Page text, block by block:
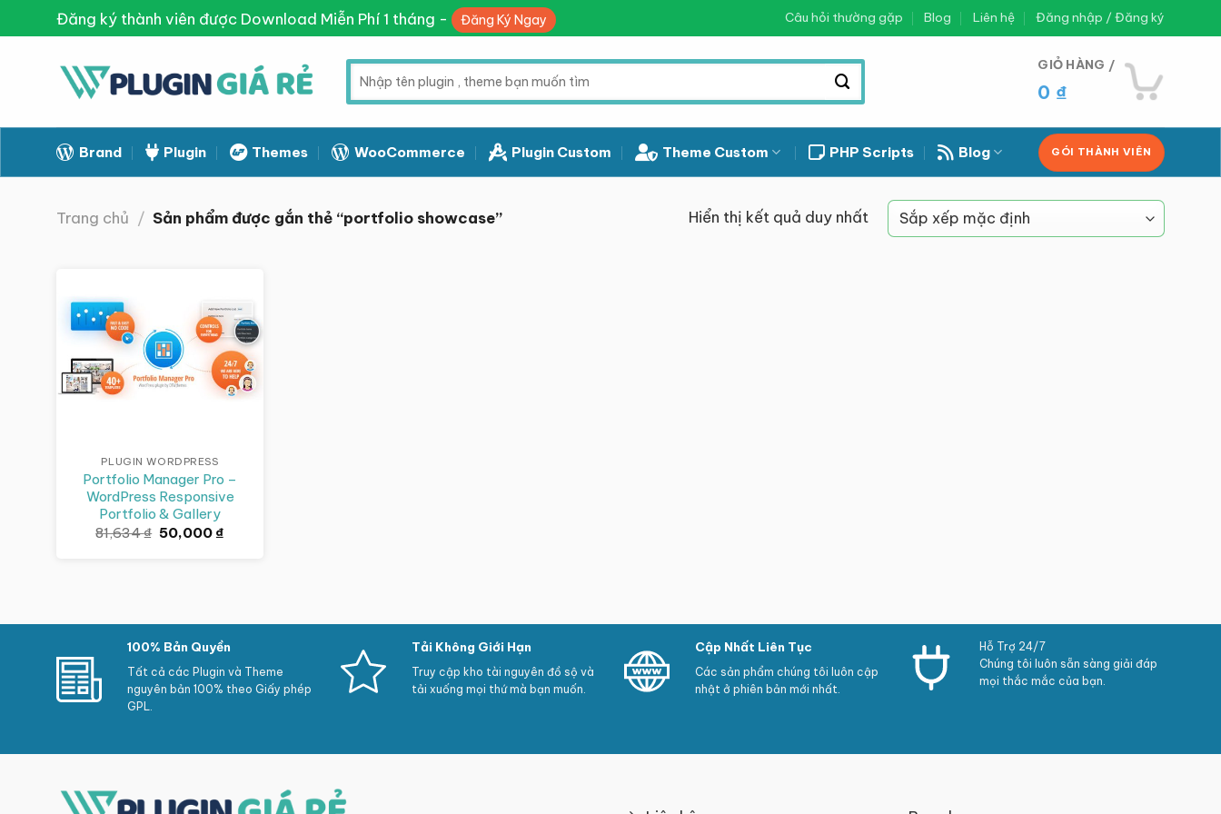
to
Đăng ký thành viên được Download Miễn Phí 1 tháng - Đăng Ký Ngay Câu hỏi thường gặp Blog Liên hệ Đăng nhập / Đăng ký
Tìm
kiếm:
GIỎ HÀNG /
0 ₫
Brand Plugin Themes WooCommerce Plugin Custom Theme Custom PHP Scripts Blog GÓI THÀNH VIÊN
Trang chủ / Sản phẩm được gắn thẻ “portfolio showcase” Hiển thị kết quả duy nhất
PLUGIN WORDPRESS
Portfolio Manager Pro –
WordPress Responsive
Portfolio & Gallery
81,634₫ Giá
50,000 ₫Giá
100% Bản Quyền
Tất cả các Plugin và Theme
nguyên bản 100% theo Giấy phép
GPL.
Tải Không Giới Hạn
Truy cập kho tài nguyên đồ sộ và
tải xuống mọi thứ mà bạn muốn.
Cập Nhất Liên Tục
Các sản phẩm chúng tôi luôn cập
nhật ở phiên bản mới nhất.
Hỗ Trợ 24/7
Chúng tôi luôn sẵn sàng giải đáp
mọi thắc mắc của bạn.